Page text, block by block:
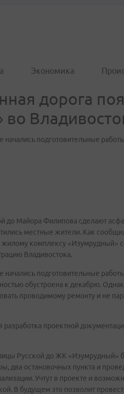
Экономика
дорога
начались подготовительные работы
до Майора Филипова сделают
местные жители. Как
жилому комплексу «Изумрудный»
Владивостока.
начались подготовительные
обустроена к декабрю.
проводимому ремонту и не
проектной
Русской до ЖК «Изумрудный»
два остановочных пункта и
Учтут в проекте и
В будущем это позволит